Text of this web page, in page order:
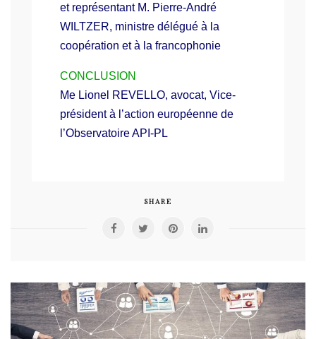
et représentant M. Pierre-André
WILTZER, ministre délégué à la
coopération et à la francophonie
CONCLUSION
Me Lionel REVELLO, avocat, Vice-
président à l’action européenne de
l’Observatoire API-PL
SHARE